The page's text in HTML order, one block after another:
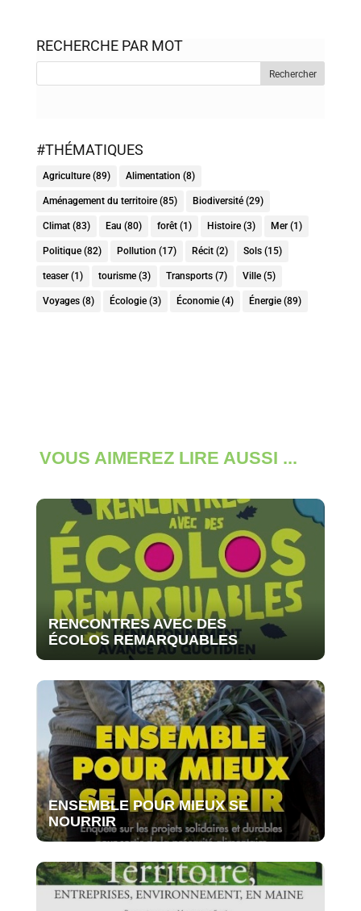
RECHERCHE PAR MOT
#THÉMATIQUES
Agriculture(89) Alimentation (8)
Aménagement du territoire(85) Biodiversité(29)
Climat(83) Eau (80) forêt(1) Histoire(3) Mer(1)
Politique(82) Pollution (17) Récit(2) Sols(15)
teaser(1) tourisme(3) Transports(7) Ville(5)
Voyages(8) Écologie(3) Économie(4) Énergie(89)
VOUS AIMEREZ LIRE AUSSI ...
RENCONTRES AVEC DES
ÉCOLOS REMARQUABLES
ENSEMBLE POUR MIEUX SE
NOURRIR